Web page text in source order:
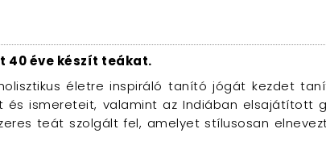
40 éve készít teákat.
életre inspiráló tanító jógát kezdet
ismereteit, valamint az Indiában elsajátított
teát szolgált fel, amelyet stílusosan